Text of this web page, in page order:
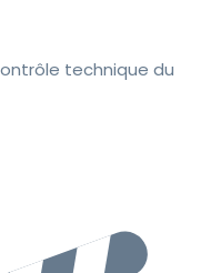
technique du